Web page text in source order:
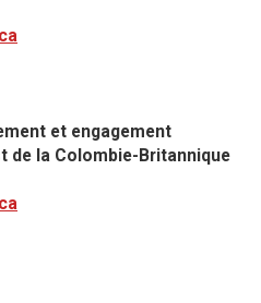
et engagement
de la Colombie-Britannique